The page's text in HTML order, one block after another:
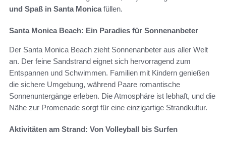
und Spaß in Santa Monicafüllen.
Santa Monica Beach: Ein Paradies für Sonnenanbeter
Der Santa Monica Beach zieht Sonnenanbeter aus aller Welt
an. Der feine Sandstrand eignet sich hervorragend zum
Entspannen und Schwimmen. Familien mit Kindern genießen
die sichere Umgebung, während Paare romantische
Sonnenuntergänge erleben. Die Atmosphäre ist lebhaft, und die
Nähe zur Promenade sorgt für eine einzigartige Strandkultur.
Aktivitäten am Strand: Von Volleyball bis Surfen